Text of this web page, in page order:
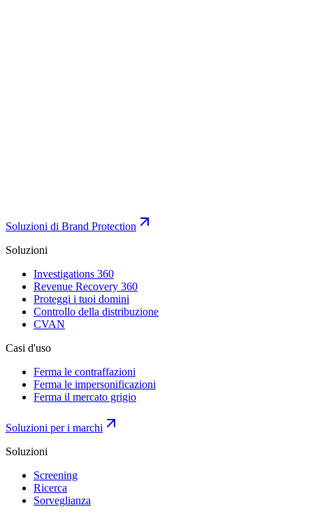
Soluzioni di Brand Protection
Soluzioni
Investigations 360
Revenue Recovery 360
Proteggi i tuoi domini
Controllo della distribuzione
CVAN
Casi d'uso
Ferma le contraffazioni
Ferma le impersonificazioni
Ferma il mercato grigio
Soluzioni per i marchi
Soluzioni
Screening
Ricerca
Sorveglianza